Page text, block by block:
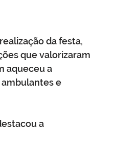
da festa,
que valorizaram
aqueceu a
e
a